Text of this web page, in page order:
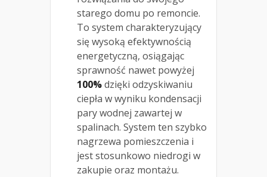
starego domu po remoncie.
To system charakteryzujący
się wysoką efektywnością
energetyczną, osiągając
sprawność nawet powyżej
100%dzięki odzyskiwaniu
ciepła w wyniku kondensacji
pary wodnej zawartej w
spalinach. System ten szybko
nagrzewa pomieszczenia i
jest stosunkowo niedrogi w
zakupie oraz montażu.